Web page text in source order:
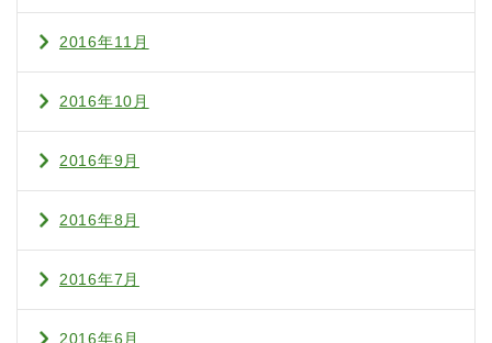
2016年11月
2016年10月
2016年9月
2016年8月
2016年7月
2016年6月